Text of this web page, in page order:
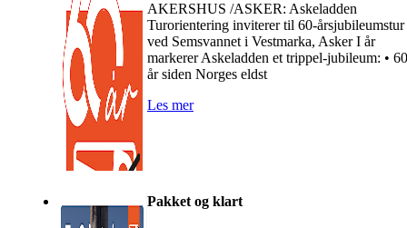
AKERSHUS /ASKER: Askeladden
Turorientering inviterer til 60-årsjubileumstur
ved Semsvannet i Vestmarka, Asker I år
markerer Askeladden et trippel-jubileum: • 60
år siden Norges eldst
Les mer
Pakket og klart